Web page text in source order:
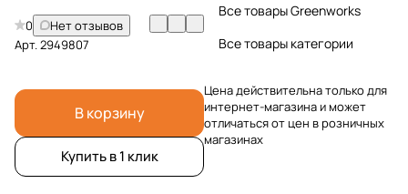
0
Нет отзывов
Арт.2949807
В корзину
Купить в 1 клик
Все товары Greenworks
Все товары категории
Цена действительна только для
интернет-магазина и может
отличаться от цен в розничных
магазинах